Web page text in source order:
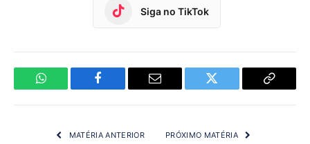
Siga no TikTok
WhatsApp Facebook Email Twitter
Copy
MATÉRIA ANTERIOR PRÓXIMO MATÉRIA